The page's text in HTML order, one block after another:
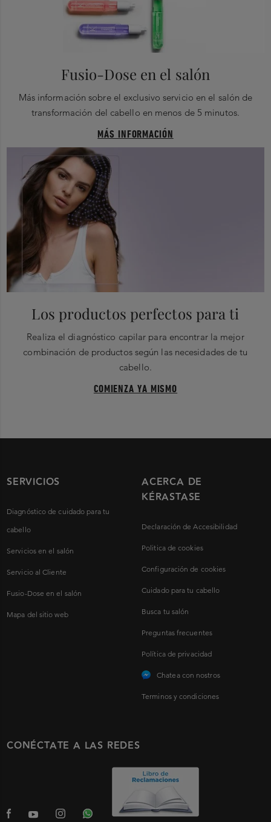
Fusio-Dose en el salón
Más información sobre el exclusivo servicio en el salón de
transformación del cabello en menos de 5 minutos.
MÁS INFORMACIÓN
Los productos perfectos para ti
Realiza el diagnóstico capilar para encontrar la mejor
combinación de productos según las necesidades de tu
cabello.
COMIENZA YA MISMO
SERVICIOS
Diagnóstico de cuidado para tu
cabello
Servicios en el salón
Servicio al Cliente
Fusio-Dose en el salón
Mapa del sitio web
ACERCA DE
KÉRASTASE
Declaración de Accesibilidad
Politica de cookies
Configuración de cookies
Cuidado para tu cabello
Busca tu salón
Preguntas frecuentes
Política de privacidad
Chatea con nostros
Terminos y condiciones
CONÉCTATE A LAS REDES